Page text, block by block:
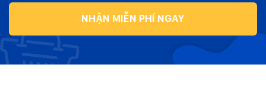
NHẬN MIỄN PHÍ NGAY